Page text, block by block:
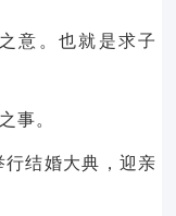
意。也就是求子
事。
结婚大典，迎亲